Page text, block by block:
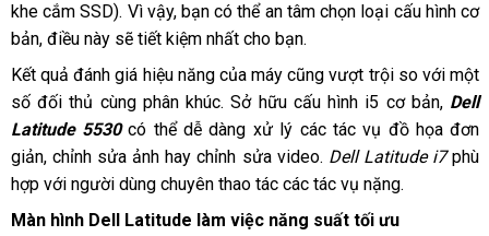
khe cắm SSD). Vì vậy, bạn có thể an tâm chọn loại cấu hình cơ
bản, điều này sẽ tiết kiệm nhất cho bạn.
Kết quả đánh giá hiệu năng của máy cũng vượt trội so với một
số đối thủ cùng phân khúc. Sở hữu cấu hình i5 cơ bản, Dell
Latitude 5530có thể dễ dàng xử lý các tác vụ đồ họa đơn
giản, chỉnh sửa ảnh hay chỉnh sửa video. Dell Latitude i7phù
hợp với người dùng chuyên thao tác các tác vụ nặng.
Màn hình Dell Latitude làm việc năng suất tối ưu